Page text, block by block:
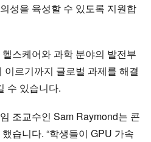
성을 육성할 수 있도록 지원합
스케어와 과학 분야의 발전부
르기까지 글로벌 과제를 해결
수 있습니다.
조교수인 Sam Raymond는 콘
습니다. “학생들이 GPU 가속